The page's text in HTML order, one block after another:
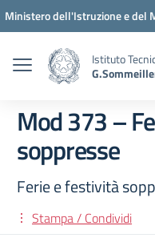
Vai ai contenuti
Vai al menu di navigazione
Vai al footer
Ministero dell'Istruzione e del
Istituto
Mod 373 –
soppresse
Ferie e festività
Stampa / Condividi